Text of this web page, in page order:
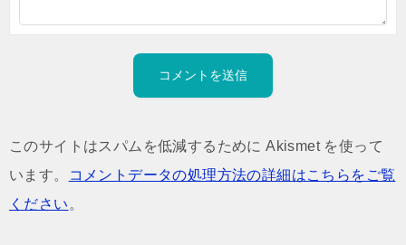
このサイトはスパムを低減するために Akismet を使って
います。
コメントデータの処理方法の詳細はこちらをご覧
ください 。